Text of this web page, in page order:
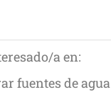
a en:
fuentes de agua